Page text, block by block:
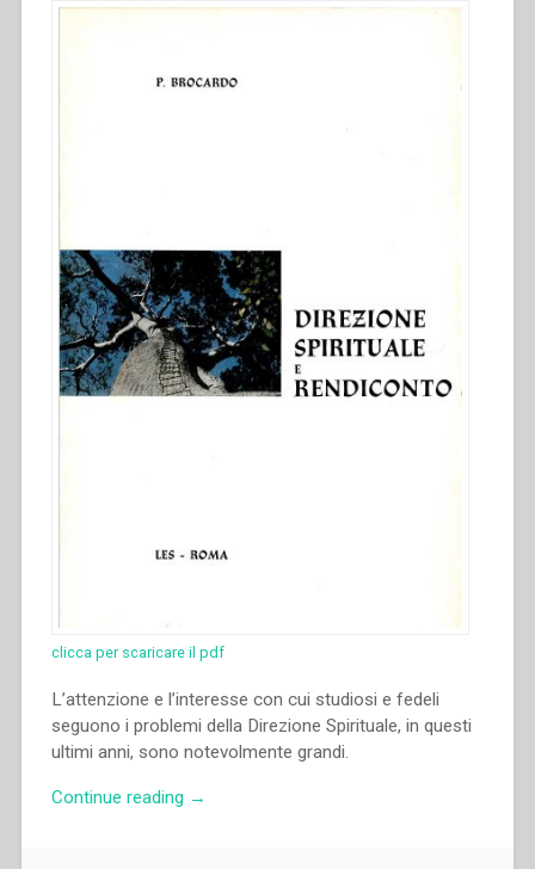
clicca per scaricare il pdf
L’attenzione e l’interesse con cui studiosi e fedeli
seguono i problemi della Direzione Spirituale, in questi
ultimi anni, sono notevolmente grandi.
Continue reading “Pietro
→